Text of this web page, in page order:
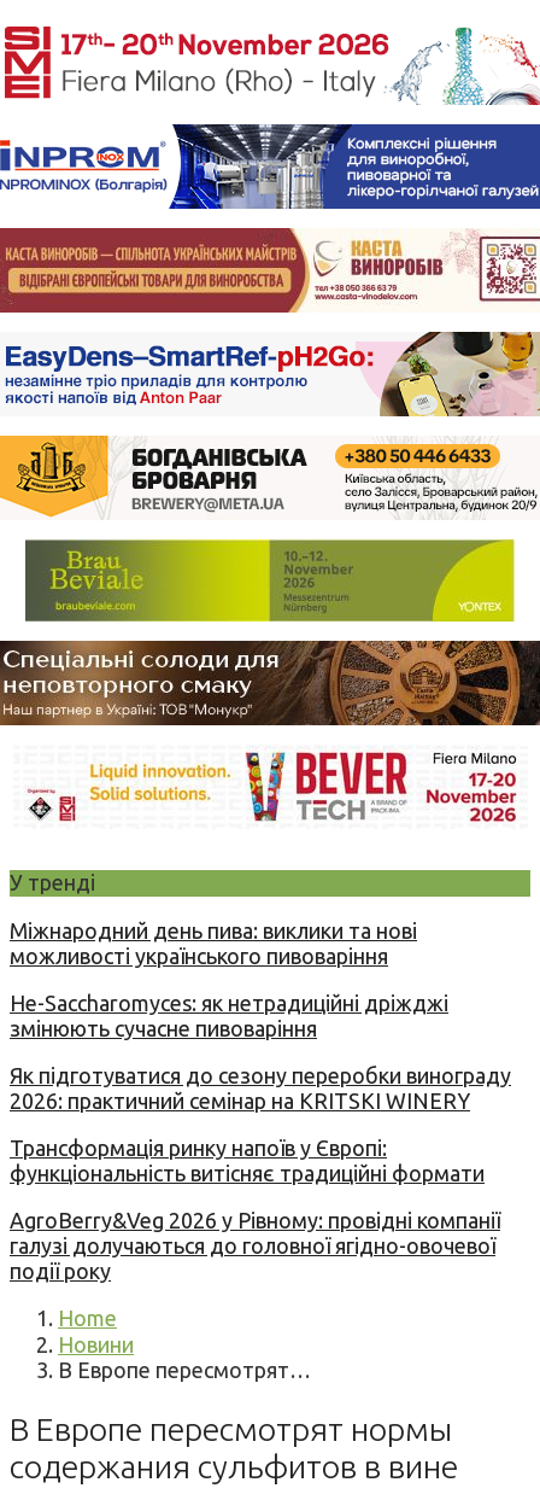
У тренді
Міжнародний день пива: виклики та нові
можливості українського пивоваріння
Не-Saccharomyces: як нетрадиційні дріжджі
змінюють сучасне пивоваріння
Як підготуватися до сезону переробки винограду
2026: практичний семінар на KRITSKI WINERY
Трансформація ринку напоїв у Європі:
функціональність витісняє традиційні формати
AgroBerry&Veg 2026 у Рівному: провідні компанії
галузі долучаються до головної ягідно-овочевої
події року
Home
Новини
В Европе пересмотрят…
В Европе пересмотрят нормы
содержания сульфитов в вине